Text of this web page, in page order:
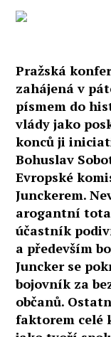
Pražská
zahájená v
písmem do
vlády jako
konců ji
Bohuslav
Evropské
Junckerem.
arogantní
účastník
a především
Juncker se
bojovník za
občanů.
faktorem celé